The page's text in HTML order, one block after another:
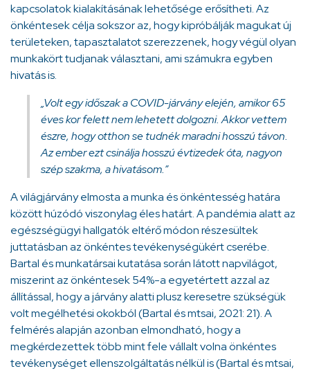
kapcsolatok kialakításának lehetősége erősítheti. Az
önkéntesek célja sokszor az, hogy kipróbálják magukat új
területeken, tapasztalatot szerezzenek, hogy végül olyan
munkakört tudjanak választani, ami számukra egyben
hivatás is.
„Volt egy időszak a COVID-járvány elején, amikor 65
éves kor felett nem lehetett dolgozni. Akkor vettem
észre, hogy otthon se tudnék maradni hosszú távon.
Az ember ezt csinálja hosszú évtizedek óta, nagyon
szép szakma, a hivatásom.”
A világjárvány elmosta a munka és önkéntesség határa
között húzódó viszonylag éles határt. A pandémia alatt az
egészségügyi hallgatók eltérő módon részesültek
juttatásban az önkéntes tevékenységükért cserébe.
Bartal és munkatársai kutatása során látott napvilágot,
miszerint az önkéntesek 54%-a egyetértett azzal az
állítással, hogy a járvány alatti plusz keresetre szükségük
volt megélhetési okokból (Bartal és mtsai, 2021: 21). A
felmérés alapján azonban elmondható, hogy a
megkérdezettek több mint fele vállalt volna önkéntes
tevékenységet ellenszolgáltatás nélkül is (Bartal és mtsai,